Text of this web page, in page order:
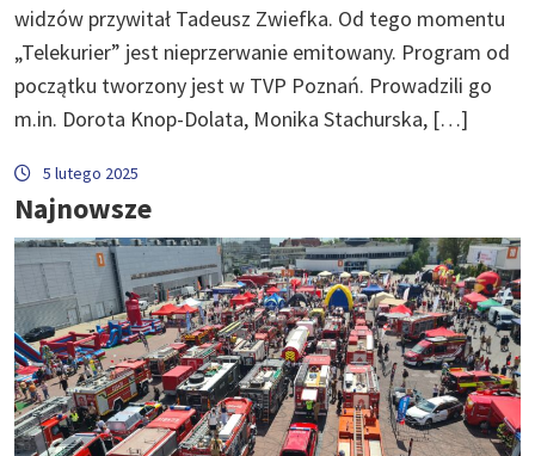
widzów przywitał Tadeusz Zwiefka. Od tego momentu
„Telekurier” jest nieprzerwanie emitowany. Program od
początku tworzony jest w TVP Poznań. Prowadzili go
m.in. Dorota Knop-Dolata, Monika Stachurska, […]
5 lutego 2025
Najnowsze